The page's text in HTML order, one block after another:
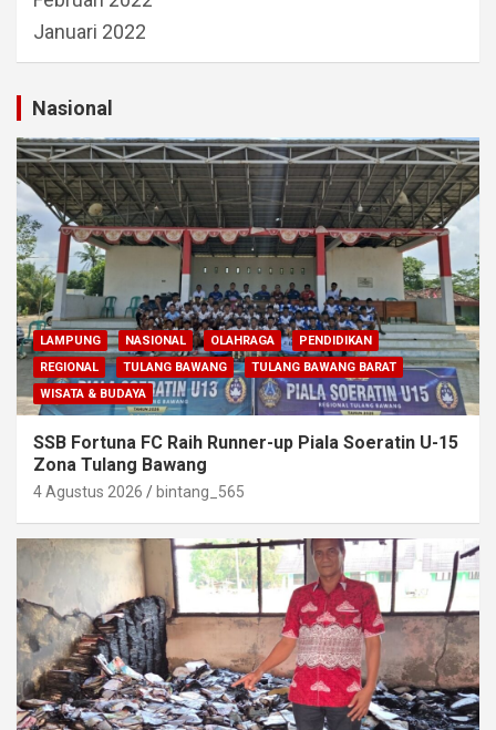
Januari 2022
Nasional
LAMPUNG NASIONAL OLAHRAGA
PENDIDIKAN
REGIONAL
TULANG BAWANG
TULANG BAWANG BARAT
WISATA & BUDAYA
SSB Fortuna FC Raih Runner-up Piala Soeratin U-15
Zona Tulang Bawang
4 Agustus 2026 bintang_565